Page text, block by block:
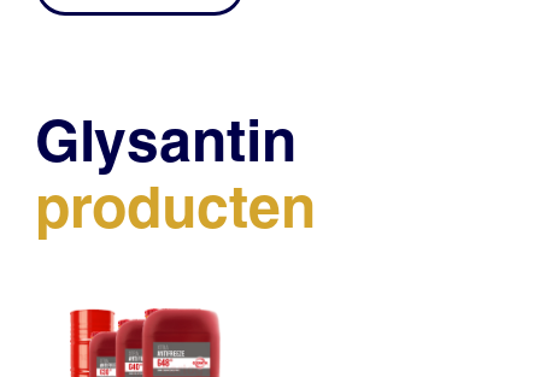
Glysantin
producten